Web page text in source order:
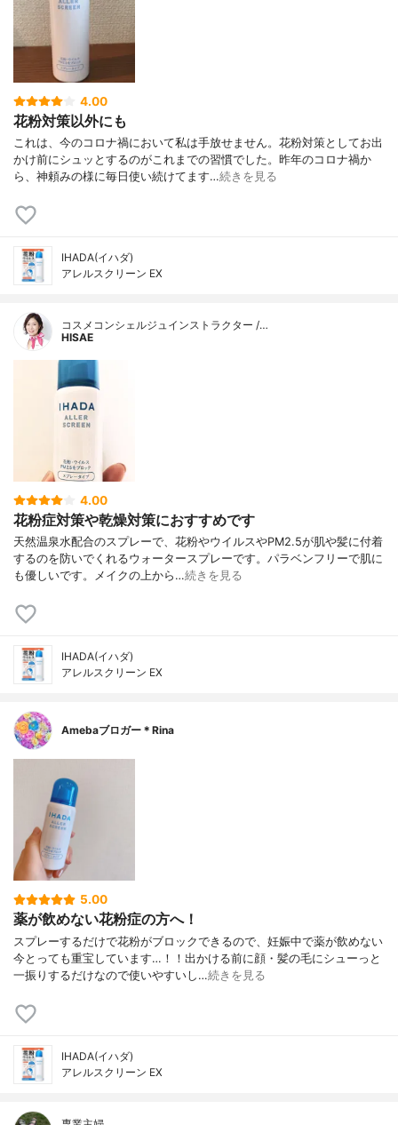
4.00
花粉対策以外にも
これは、今のコロナ禍において私は手放せません。花粉対策としてお出
かけ前にシュッとするのがこれまでの習慣でした。昨年のコロナ禍か
ら、神頼みの様に毎日使い続けてます…続きを見る
IHADA(イハダ)
アレルスクリーン EX
コスメコンシェルジュインストラクター /…
HISAE
4.00
花粉症対策や乾燥対策におすすめです
天然温泉水配合のスプレーで、花粉やウイルスやPM2.5が肌や髪に付着
するのを防いでくれるウォータースプレーです。パラベンフリーで肌に
も優しいです。メイクの上から…続きを見る
IHADA(イハダ)
アレルスクリーン EX
Amebaブロガー＊Rina
5.00
薬が飲めない花粉症の方へ！
スプレーするだけで花粉がブロックできるので、妊娠中で薬が飲めない
今とっても重宝しています…！！出かける前に顔・髪の毛にシューっと
一振りするだけなので使いやすいし…続きを見る
IHADA(イハダ)
アレルスクリーン EX